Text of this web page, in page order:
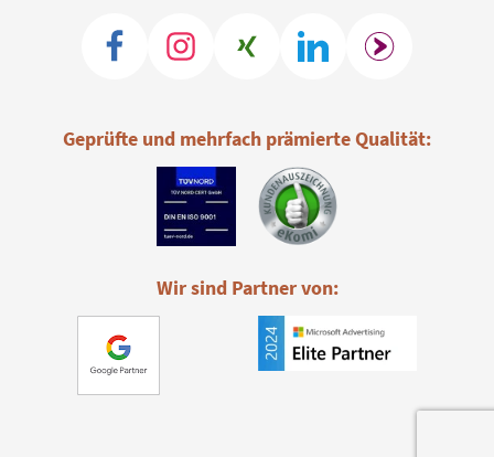
Geprüfte und mehrfach prämierte Qualität:
Wir sind Partner von: